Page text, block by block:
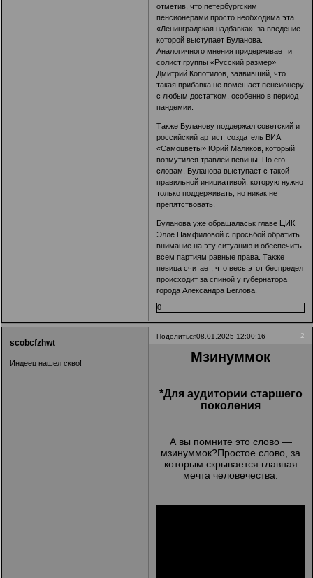
отметив, что петербургским
пенсионерами просто необходима эта
«Ленинградская надбавка», за введение
которой выступает Буланова.
Аналогичного мнения придерживает и
солист группы «Русский размер»
Дмитрий Копотилов, заявивший, что
такая прибавка не помешает пенсионеру
с любым достатком, особенно в период
пандемии.
Также Буланову поддержал советский и
российский артист, создатель ВИА
«Самоцветы» Юрий Маликов, который
возмутился травлей певицы. По его
словам, Буланова выступает с такой
правильной инициативой, которую нужно
только поддерживать, но никак не
препятствовать.
Буланова ужеобращаласьк главе ЦИК
Элле Памфиловой с просьбой обратить
внимание на эту ситуацию и обеспечить
всем партиям равные права. Также
певица считает, что весь этот беспредел
происходит за спиной у губернатора
города Александра Беглова.
0
Поделиться 2
08.01.2025 12:00:16
scobcfzhwt
Индеец нашел скво! Мзинуммок
*Для аудитории старшего
поколения
А вы помните это слово —
мзинуммок?Простое слово, за
которым скрывается главная
мечта человечества.